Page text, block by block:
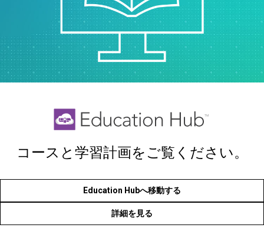
コースと学習計画をご覧ください。
Education Hubへ移動する
詳細を見る